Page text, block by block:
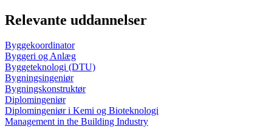
Relevante uddannelser
Byggekoordinator
Byggeri og Anlæg
Byggeteknologi (DTU)
Bygningsingeniør
Bygningskonstruktør
Diplomingeniør
Diplomingeniør i Kemi og Bioteknologi
Management in the Building Industry